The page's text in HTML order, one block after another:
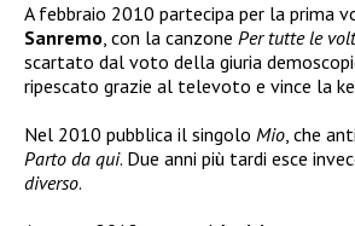
A febbraio 2010 partecipa per la prima
Sanremo, con la canzone Per tutte le
scartato dal voto della giuria
ripescato grazie al televoto e vince la
Nel 2010 pubblica il singolo Mio, che
Parto da qui. Due anni più tardi esce
diverso.